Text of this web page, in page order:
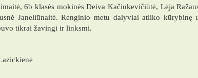
6b klasės mokinės Deiva Kačiukevičiūtė, Lėja
Janeliūnaitė. Renginio metu dalyviai atliko
tikrai žavingi ir linksmi.